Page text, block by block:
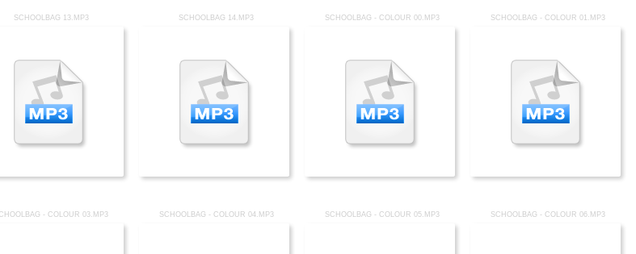
SCHOOLBAG 13.MP3 SCHOOLBAG 14.MP3 SCHOOLBAG - COLOUR 00.MP3 SCHOOLBAG - COLOUR 01.MP3
- COLOUR 03.MP3 SCHOOLBAG - COLOUR 04.MP3 SCHOOLBAG - COLOUR 05.MP3 SCHOOLBAG - COLOUR 06.MP3